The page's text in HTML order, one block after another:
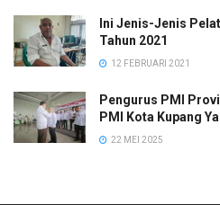
Ini Jenis-Jenis
Tahun 2021
12 FEBRUARI 2021
Pengurus PMI
PMI Kota Kupang
22 MEI 2025